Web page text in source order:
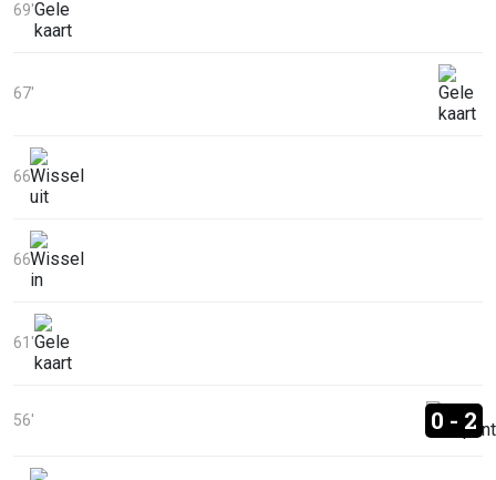
69'
67'
66'
66'
61'
56' 0 - 2